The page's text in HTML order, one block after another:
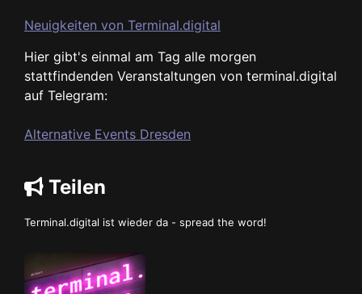
Neuigkeiten von Terminal.digital
Hier gibt's einmal am Tag alle morgen
stattfindenden Veranstaltungen von terminal.digital
auf Telegram:
Alternative Events Dresden
Teilen
Terminal.digital ist wieder da - spread the word!